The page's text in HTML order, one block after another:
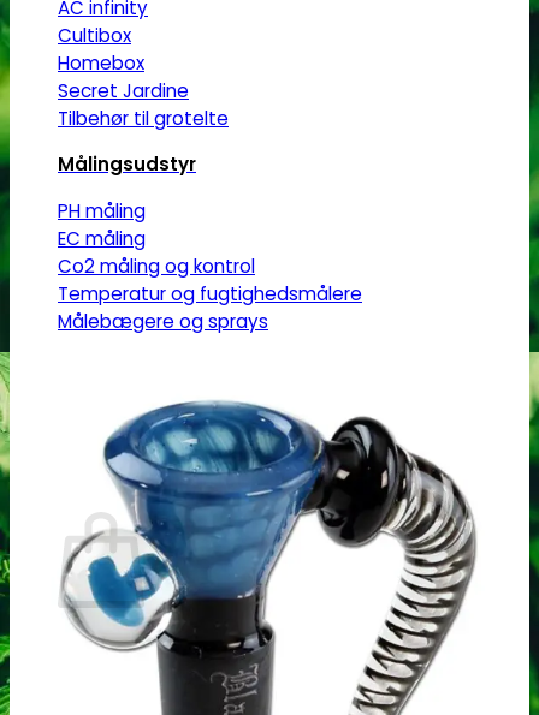
AC infinity
Cultibox
Homebox
Secret Jardine
Tilbehør til grotelte
Målingsudstyr
PH måling
EC måling
Co2 måling og kontrol
Temperatur og fugtighedsmålere
Målebægere og sprays
Tape og fastgørelse
Ingen produkter i kurven.
Tilbage til shoppen